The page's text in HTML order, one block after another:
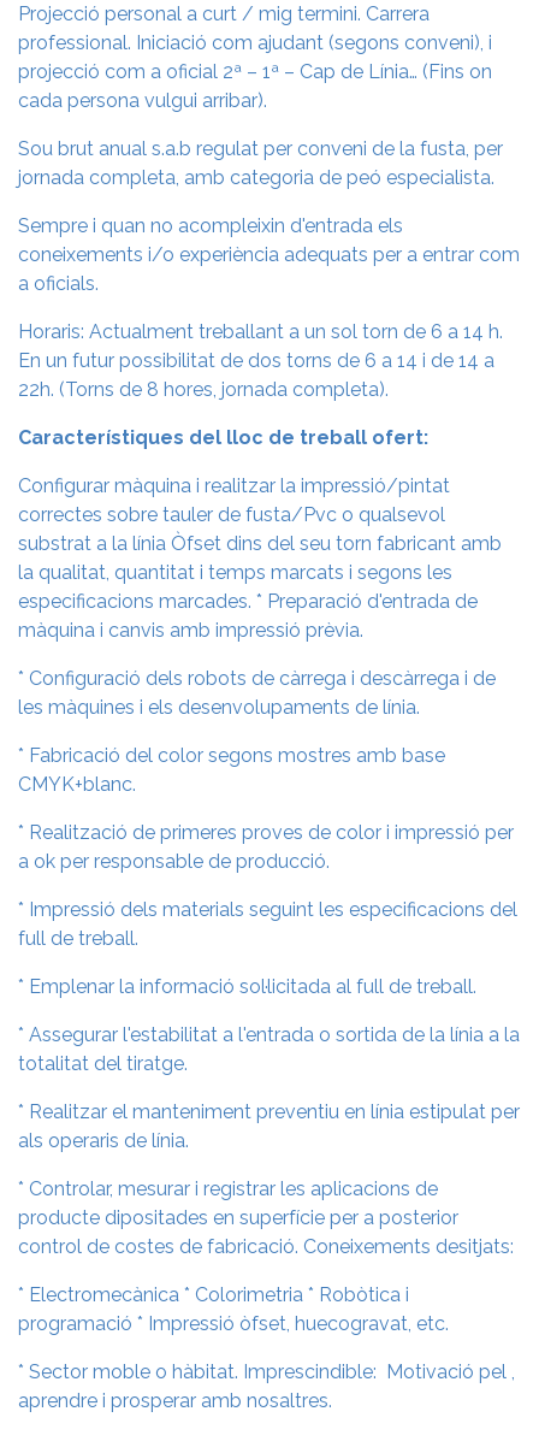
Projecció personal a curt / mig termini. Carrera
professional. Iniciació com ajudant (segons conveni), i
projecció com a oficial 2ª – 1ª – Cap de Línia… (Fins on
cada persona vulgui arribar).
Sou brut anual s.a.b regulat per conveni de la fusta, per
jornada completa, amb categoria de peó especialista.
Sempre i quan no acompleixin d'entrada els
coneixements i/o experiència adequats per a entrar com
a oficials.
Horaris: Actualment treballant a un sol torn de 6 a 14 h.
En un futur possibilitat de dos torns de 6 a 14 i de 14 a
22h. (Torns de 8 hores, jornada completa).
Característiques del lloc de treball ofert:
Configurar màquina i realitzar la impressió/pintat
correctes sobre tauler de fusta/Pvc o qualsevol
substrat a la línia Òfset dins del seu torn fabricant amb
la qualitat, quantitat i temps marcats i segons les
especificacions marcades. * Preparació d'entrada de
màquina i canvis amb impressió prèvia.
* Configuració dels robots de càrrega i descàrrega i de
les màquines i els desenvolupaments de línia.
* Fabricació del color segons mostres amb base
CMYK+blanc.
* Realització de primeres proves de color i impressió per
a ok per responsable de producció.
* Impressió dels materials seguint les especificacions del
full de treball.
* Emplenar la informació sol·licitada al full de treball.
* Assegurar l'estabilitat a l'entrada o sortida de la línia a la
totalitat del tiratge.
* Realitzar el manteniment preventiu en línia estipulat per
als operaris de línia.
* Controlar, mesurar i registrar les aplicacions de
producte dipositades en superfície per a posterior
control de costes de fabricació. Coneixements desitjats:
* Electromecànica * Colorimetria * Robòtica i
programació * Impressió òfset, huecogravat, etc.
* Sector moble o hàbitat. Imprescindible: Motivació pel ,
aprendre i prosperar amb nosaltres.